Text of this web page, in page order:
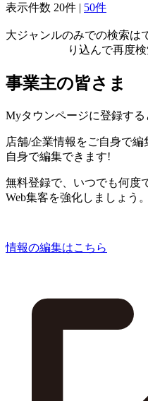
表示件数 20件 | 50件
大ジャンルのみでの検索は
り込んで再度
事業主の皆さま
Myタウンページに登録する
店舗/企業情報をご自身で編
自身で編集できます!
無料登録で、いつでも何度
Web集客を強化しましょう。
情報の編集はこちら